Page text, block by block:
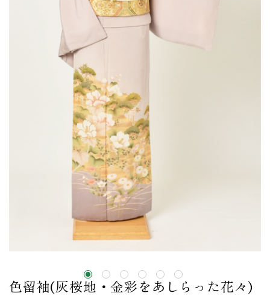
色留袖(灰桜地・金彩をあしらった花々)